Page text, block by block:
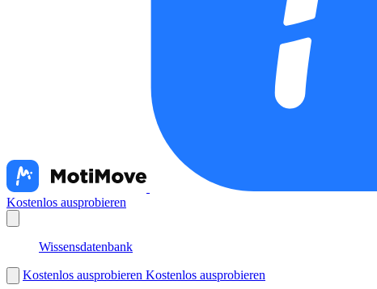
Kostenlos ausprobieren
NederlandsWissensdatenbank
Kostenlos ausprobieren Kostenlos ausprobieren